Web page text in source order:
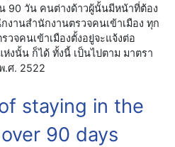
90 วัน คนต่างด้าวผู้นั้นมีหน้าที่ต้อง
งานสำนักงานตรวจคนเข้าเมือง ทุก
จคนเข้าเมืองตั้งอยู่จะแจ้งต่อ
งนั้น ก็ได้ ทั้งนี้ เป็นไปตาม มาตรา
.ศ. 2522
stay­ing in the
90 days